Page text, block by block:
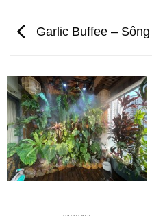
Garlic Buffee –